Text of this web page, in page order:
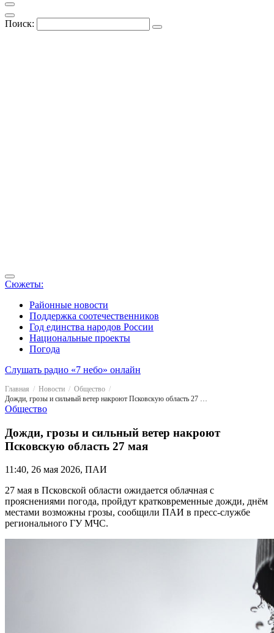
Поиск:
Сюжеты:
Районные новости
Поддержка соотечественников
Год единства народов России
Национальные проекты
Погода
Слушать радио «7 небо» онлайн
Главная Новости
Общество
Дожди, грозы и сильный ветер накроют Псковскую область 27 мая
Общество
Дожди, грозы и сильный ветер накроют
Псковскую область 27 мая
11:40, 26 мая 2026, ПАИ
27 мая в Псковской области ожидается облачная с
прояснениями погода, пройдут кратковременные дожди, днём
местами возможны грозы, сообщили ПАИ в пресс-службе
регионального ГУ МЧС.